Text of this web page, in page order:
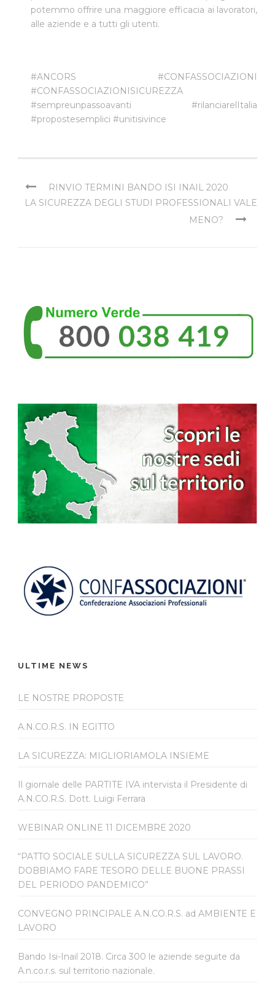
potemmo offrire una maggiore efficacia ai lavoratori,
alle aziende e a tutti gli utenti.
#ANCORS #CONFASSOCIAZIONI
#CONFASSOCIAZIONISICUREZZA
#sempreunpassoavanti #rilanciarelItalia
#propostesemplici #unitisivince
RINVIO TERMINI BANDO ISI INAIL 2020
LA SICUREZZA DEGLI STUDI PROFESSIONALI VALE
MENO?
ULTIME NEWS
LE NOSTRE PROPOSTE
A.N.CO.R.S. IN EGITTO
LA SICUREZZA: MIGLIORIAMOLA INSIEME
Il giornale delle PARTITE IVA intervista il Presidente di
A.N.CO.R.S. Dott. Luigi Ferrara
WEBINAR ONLINE 11 DICEMBRE 2020
“PATTO SOCIALE SULLA SICUREZZA SUL LAVORO.
DOBBIAMO FARE TESORO DELLE BUONE PRASSI
DEL PERIODO PANDEMICO”
CONVEGNO PRINCIPALE A.N.CO.R.S. ad AMBIENTE E
LAVORO
Bando Isi-Inail 2018. Circa 300 le aziende seguite da
A.n.co.r.s. sul territorio nazionale.